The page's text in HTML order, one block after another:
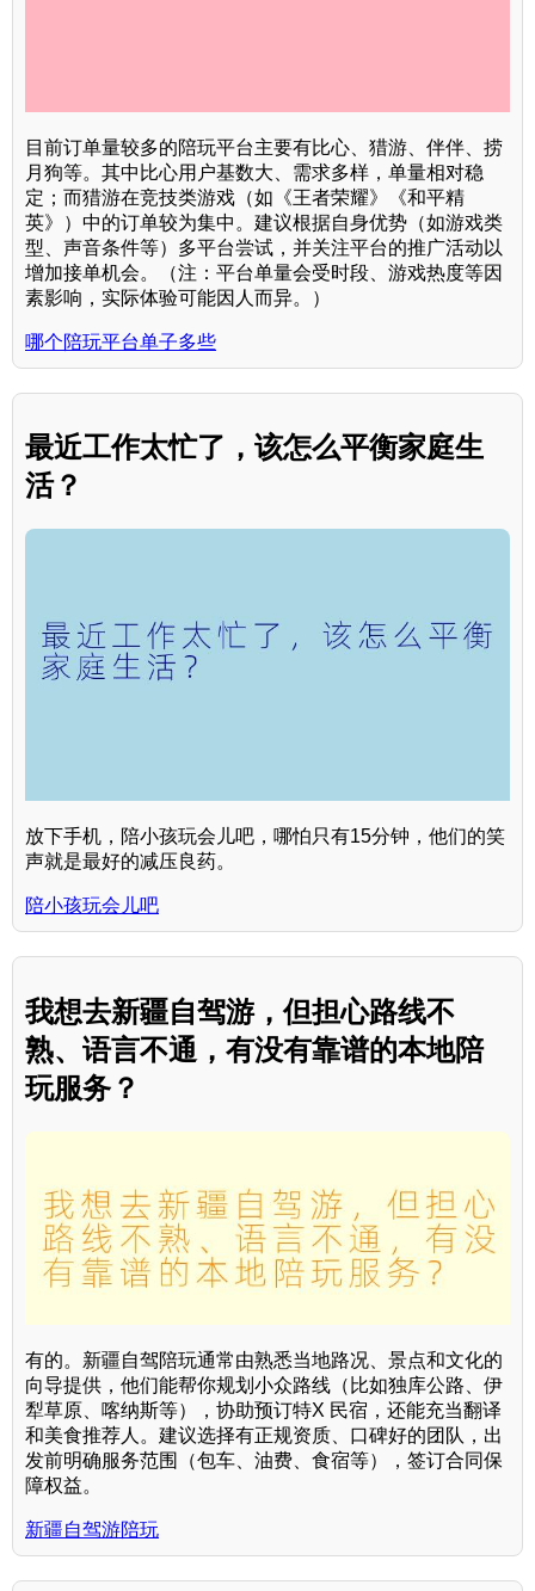
目前订单量较多的陪玩平台主要有比心、猎游、伴伴、捞
月狗等。其中比心用户基数大、需求多样，单量相对稳
定；而猎游在竞技类游戏（如《王者荣耀》《和平精
英》）中的订单较为集中。建议根据自身优势（如游戏类
型、声音条件等）多平台尝试，并关注平台的推广活动以
增加接单机会。（注：平台单量会受时段、游戏热度等因
素影响，实际体验可能因人而异。）
哪个陪玩平台单子多些
最近工作太忙了，该怎么平衡家庭生
活？
放下手机，陪小孩玩会儿吧，哪怕只有15分钟，他们的笑
声就是最好的减压良药。
陪小孩玩会儿吧
我想去新疆自驾游，但担心路线不
熟、语言不通，有没有靠谱的本地陪
玩服务？
有的。新疆自驾陪玩通常由熟悉当地路况、景点和文化的
向导提供，他们能帮你规划小众路线（比如独库公路、伊
犁草原、喀纳斯等），协助预订特X 民宿，还能充当翻译
和美食推荐人。建议选择有正规资质、口碑好的团队，出
发前明确服务范围（包车、油费、食宿等），签订合同保
障权益。
新疆自驾游陪玩